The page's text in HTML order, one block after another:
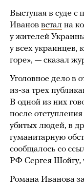
Выступая в суде с
Иванов встал на
у жителей
у всех украинцев,
горе», — сказал
Уголовное дело в
из-за трех
В одной из них
после
убитых людей, в
гуманитарную
сообщалось со
РФ Сергея Шойгу,
Романа Иванова